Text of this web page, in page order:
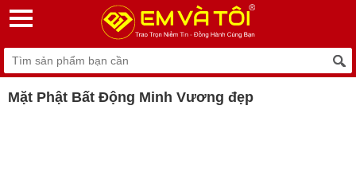
Mặt Phật Bất Động Minh Vương đẹp